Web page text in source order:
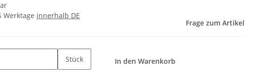
Werktage innerhalb DE
Frage zum Artikel
Stück In den Warenkorb